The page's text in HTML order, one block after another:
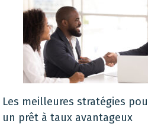
Les meilleures stratégies
un prêt à taux avantageux